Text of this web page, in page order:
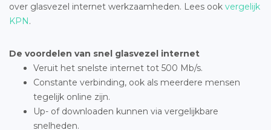
over glasvezel internet werkzaamheden. Lees ook vergelijk
KPN.
De voordelen van snel glasvezel internet
Veruit het snelste internet tot 500 Mb/s.
Constante verbinding, ook als meerdere mensen
tegelijk online zijn.
Up- of downloaden kunnen via vergelijkbare
snelheden.